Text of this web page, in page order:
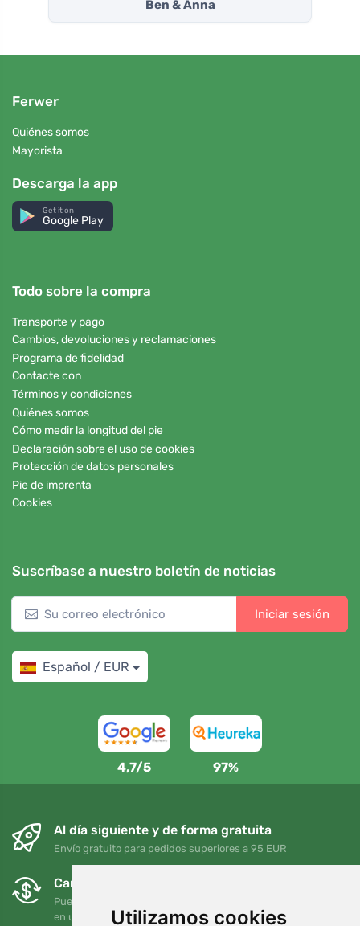
Utilizamos cookies
Ben & Anna
Ferwer
Quiénes somos
Mayorista
Descarga la app
Get it on
Google Play
Todo sobre la compra
Transporte y pago
Cambios, devoluciones y reclamaciones
Programa de fidelidad
Contacte con
Términos y condiciones
Quiénes somos
Cómo medir la longitud del pie
Declaración sobre el uso de cookies
Protección de datos personales
Pie de imprenta
Cookies
Suscríbase a nuestro boletín de noticias
Iniciar sesión
Español / EUR
4,7/5 97%
Al día siguiente y de forma gratuita
Envío gratuito para pedidos superiores a 95 EUR
Cambios y devoluciones gratuitos
Puede devolver o cambiar su pedido en cualquier momento
en un plazo de 90 días